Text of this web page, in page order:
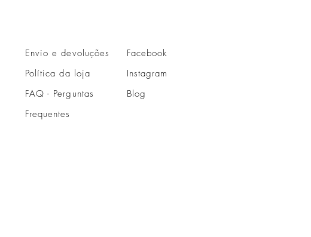
Envio e devoluções
Política da loja
FAQ - Perguntas
Frequentes
Facebook
Instagram
Blog